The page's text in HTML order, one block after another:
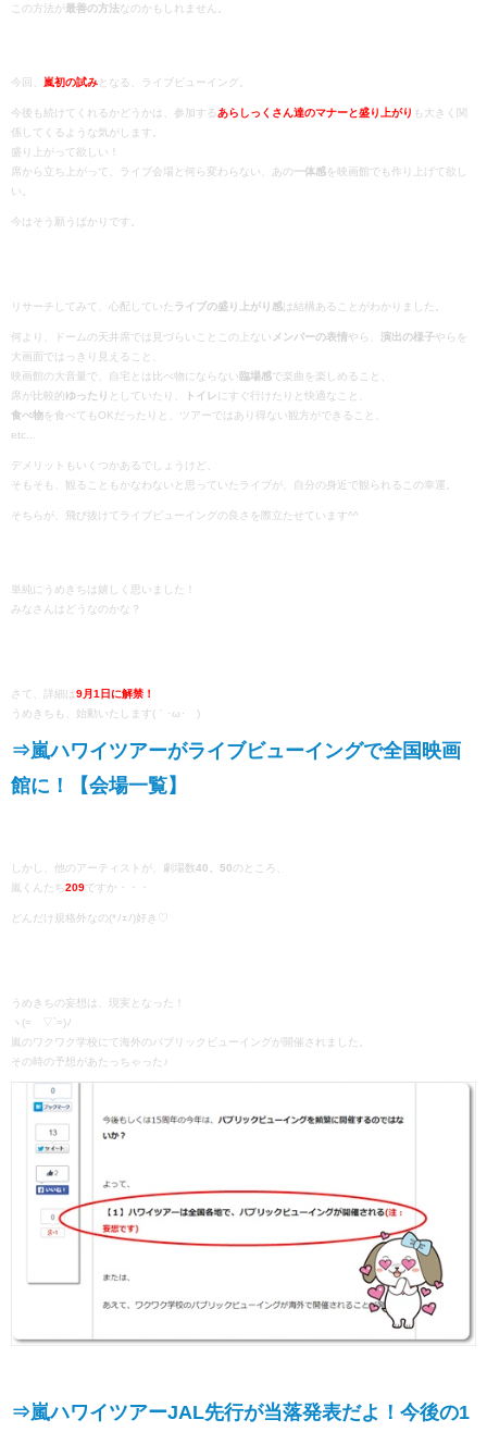
この方法が最善の方法なのかもしれません。
今回、 嵐初の試み となる、ライブビューイング。
今後も続けてくれるかどうかは、参加する あらしっくさん達のマナーと盛り上がり も大きく関
係してくるような気がします。
盛り上がって欲しい！
席から立ち上がって、ライブ会場と何ら変わらない、あの 一体感 を映画館でも作り上げて欲し
い。
今はそう願うばかりです。
リサーチしてみて、心配していた ライブの盛り上がり感は結構あることがわかりました。
何より、ドームの天井席では見づらいことこの上ない メンバーの表情やら、 演出の様子やらを
大画面ではっきり見えること、
映画館の大音量で、自宅とは比べ物にならない 臨場感で楽曲を楽しめること、
席が比較的 ゆったり としていたり、 トイレ にすぐ行けたりと快適なこと、
食べ物 を食べてもOKだったりと、ツアーではあり得ない観方ができること、
etc...
デメリットもいくつかあるでしょうけど、
そもそも、観ることもかなわないと思っていたライブが、自分の身近で観られるこの幸運。
そちらが、飛び抜けてライブビューイングの良さを際立たせています^^
単純にうめきちは嬉しく思いました！
みなさんはどうなのかな？
さて、詳細は 9月1日に解禁！
うめきちも、始動いたします(｀･ω･´)ゞ
⇒嵐ハワイツアーがライブビューイングで全国映画
館に！【会場一覧】
しかし、他のアーティストが、劇場数40、50のところ、
嵐くんたち 209ですか・・・
どんだけ規格外なの(*ﾉｪﾉ)好き♡
うめきちの妄想は、現実となった！
ヽ(=´▽`=)ﾉ
嵐のワクワク学校にて海外のパブリックビューイングが開催されました。
その時の予想があたっちゃった♪
⇒嵐ハワイツアーJAL先行が当落発表だよ！今後の1